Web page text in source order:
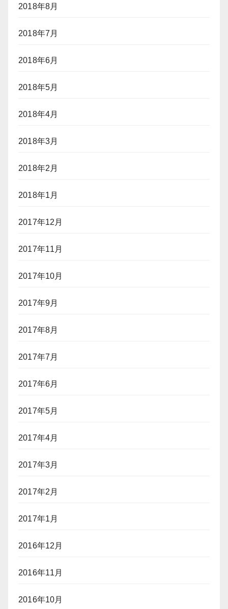
2018年8月
2018年7月
2018年6月
2018年5月
2018年4月
2018年3月
2018年2月
2018年1月
2017年12月
2017年11月
2017年10月
2017年9月
2017年8月
2017年7月
2017年6月
2017年5月
2017年4月
2017年3月
2017年2月
2017年1月
2016年12月
2016年11月
2016年10月